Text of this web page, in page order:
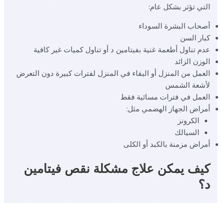
التي تؤثر بشكل عام:
أصحاب البشرة السوداء
كبار السن
عدم تناول أطعمة غنية بفيتامين د أو تناول كميات غير كافية
الوزن الزائد
العمل من المنزل أو البقاء في المنزل لفترات كبيرة دون التعرض
لأشعة الشمس
العمل في فترات مسائية فقط
أمراض الجهاز الهضمي مثل:
الكرونز
السيالك
أمراض مزمنة بالكبد أو الكلى
كيف يمكن علاج مشكلة نقص فيتامين
د؟